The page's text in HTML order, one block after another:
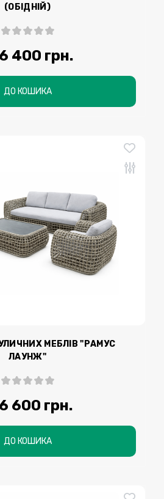
(ОБІДНІЙ)
400 грн.
ДО КОШИКА
МЕБЛІВ "РАМУС
ЛАУНЖ"
600 грн.
ДО КОШИКА